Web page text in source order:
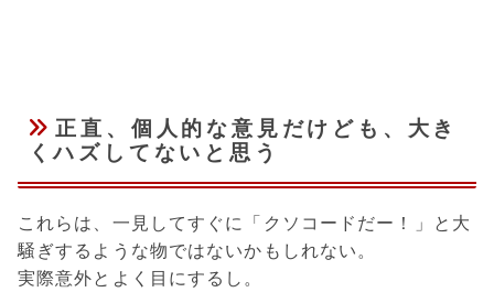
正直、個人的な意見だけども、大き
くハズしてないと思う
これらは、一見してすぐに「クソコードだー！」と大
騒ぎするような物ではないかもしれない。
実際意外とよく目にするし。